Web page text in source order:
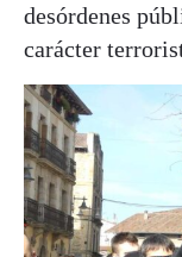
desórdenes
carácter